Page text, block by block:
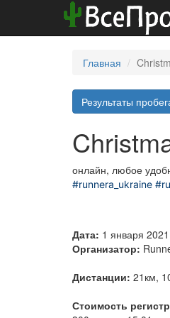
Главная
Результаты
онлайн, любое
#runnera_ukraine
Дата: 1 января
Организатор:
Дистанции: 21км,
Стоимость